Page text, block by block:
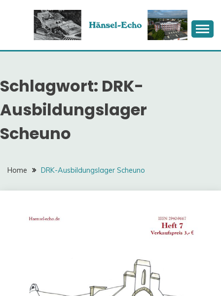
HÄNSEL-ECHO
Schlagwort: DRK-
Ausbildungslager
Scheuno
Home DRK-Ausbildungslager Scheuno